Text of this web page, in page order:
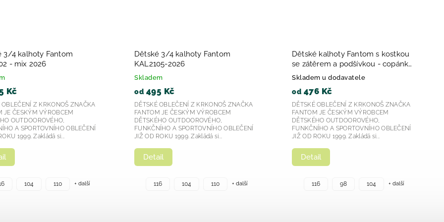
3/4 kalhoty Fantom
- mix 2026
Kč
OBLEČENÍ Z KRKONOŠ ZNAČKA
JE ČESKÝM VÝROBCEM
OUTDOOROVÉHO,
A SPORTOVNÍHO OBLEČENÍ
1999. Zakládá si...
104 110 + další
Dětské 3/4 kalhoty Fantom
KAL2105-2026
Skladem
od 495 Kč
Detail
DĚTSKÉ OBLEČENÍ Z KRKONOŠ ZNAČKA
FANTOM JE ČESKÝM VÝROBCEM
DĚTSKÉHO OUTDOOROVÉHO,
FUNKČNÍHO A SPORTOVNÍHO OBLEČENÍ
JIŽ OD ROKU 1999. Zakládá si...
116 104 110 + další
Dětské kalhoty Fantom s kostkou
se zátěrem a podšívkou - copánky
- růžová, modrá a šedá 2023
Skladem u dodavatele
od 476 Kč
Detail
DĚTSKÉ OBLEČENÍ Z KRKONOŠ ZNAČKA
FANTOM JE ČESKÝM VÝROBCEM
DĚTSKÉHO OUTDOOROVÉHO,
FUNKČNÍHO A SPORTOVNÍHO OBLEČENÍ
JIŽ OD ROKU 1999. Zakládá si...
116 98 104 + další